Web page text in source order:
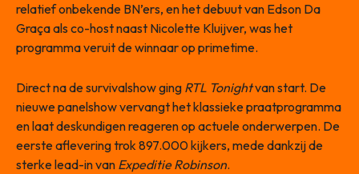
relatief onbekende BN’ers, en het debuut van Edson Da
Graça als co-host naast Nicolette Kluijver, was het
programma veruit de winnaar op primetime.
Direct na de survivalshow ging RTL Tonightvan start. De
nieuwe panelshow vervangt het klassieke praatprogramma
en laat deskundigen reageren op actuele onderwerpen. De
eerste aflevering trok 897.000 kijkers, mede dankzij de
sterke lead-in van Expeditie Robinson.